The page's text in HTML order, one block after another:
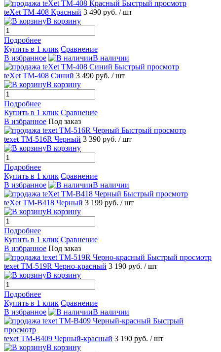
Быстрый просмотр
teXet TM-408 Красный 3 490 руб. / шт
В корзину
Подробнее
Купить в 1 клик Сравнение
В избранное
В наличии
Быстрый просмотр
teXet TM-408 Синий 3 490 руб. / шт
В корзину
Подробнее
Купить в 1 клик Сравнение
В избранное Под заказ
Быстрый просмотр
texet TM-516R Черный 3 390 руб. / шт
В корзину
Подробнее
Купить в 1 клик Сравнение
В избранное
В наличии
Быстрый просмотр
teXet TM-B418 Черный 3 199 руб. / шт
В корзину
Подробнее
Купить в 1 клик Сравнение
В избранное Под заказ
Быстрый просмотр
texet TM-519R Черно-красный 3 190 руб. / шт
В корзину
Подробнее
Купить в 1 клик Сравнение
В избранное
В наличии
Быстрый
просмотр
texet TM-B409 Черный-красный 3 190 руб. / шт
В корзину